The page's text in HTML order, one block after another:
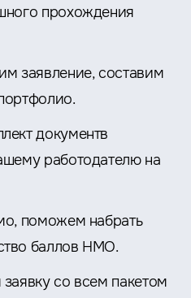
прохождения
заявление, составим
документв
работодателю на
поможем набрать
баллов НМО.
со всем пакетом